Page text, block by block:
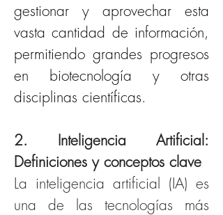
gestionar y aprovechar esta
vasta cantidad de información,
permitiendo grandes progresos
en biotecnología y otras
disciplinas científicas.
2. Inteligencia Artificial:
Definiciones y conceptos clave
La inteligencia artificial (IA) es
una de las tecnologías más